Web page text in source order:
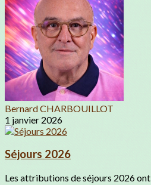
Bernard CHARBOUILLOT
1 janvier 2026
Séjours 2026
Les attributions de séjours 2026